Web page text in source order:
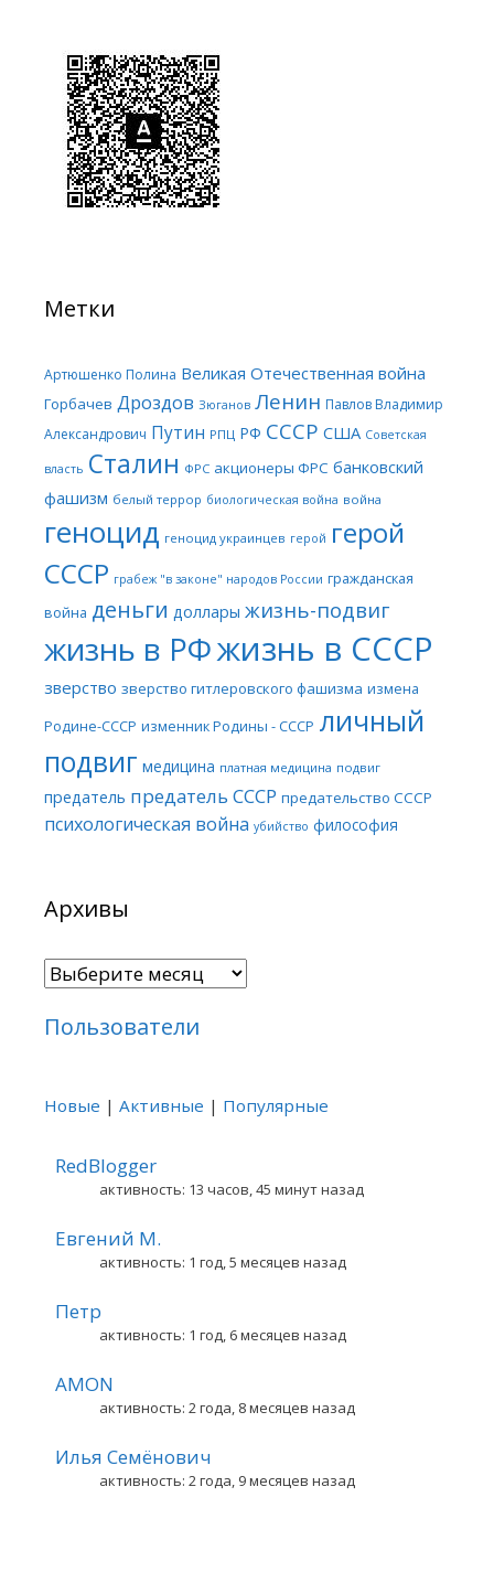
Метки
Артюшенко Полина Великая Отечественная война
Горбачев Дроздов Зюганов Ленин Павлов Владимир
Александрович Путин РПЦ РФ СССР США Советская
власть Сталин ФРС акционеры ФРС банковский
фашизм белый террор биологическая война война
геноцид геноцид украинцев герой герой
СССР грабеж "в законе" народов России гражданская
война деньги доллары жизнь-подвиг
жизнь в РФжизнь в СССР
зверство зверство гитлеровского фашизма измена
Родине-СССР изменник Родины - СССР личный
подвиг медицина платная медицина подвиг
предатель предатель СССР предательство СССР
психологическая война убийство философия
Архивы
Архивы
Пользователи
Новые | Активные | Популярные
RedBlogger
активность: 13 часов, 45 минут назад
Евгений М.
активность: 1 год, 5 месяцев назад
Петр
активность: 1 год, 6 месяцев назад
AMON
активность: 2 года, 8 месяцев назад
Илья Семёнович
активность: 2 года, 9 месяцев назад